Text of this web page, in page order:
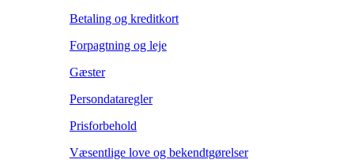
Betaling og kreditkort
Forpagtning og leje
Gæster
Persondataregler
Prisforbehold
Væsentlige love og bekendtgørelser